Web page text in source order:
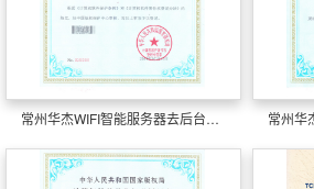
常州华杰WIFI智能服务器去后台管理系软件